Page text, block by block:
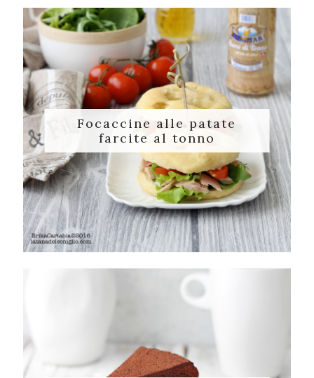
Focaccine alle patate
farcite al tonno